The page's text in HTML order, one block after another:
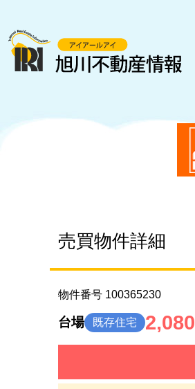
売買物件詳細
物件番号 100365230
台場 既存住宅 2,080